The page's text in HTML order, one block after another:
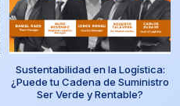
Sustentabilidad en la Logística:
¿Puede tu Cadena de Suministro
Ser Verde y Rentable?